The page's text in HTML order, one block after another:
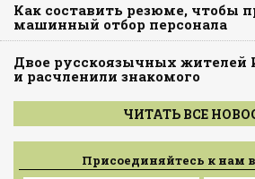
Как составить резюме, чтобы
машинный отбор персонала
Двое русскоязычных жителей
и расчленили знакомого
ЧИТАТЬ ВСЕ
Присоединяйтесь к нам